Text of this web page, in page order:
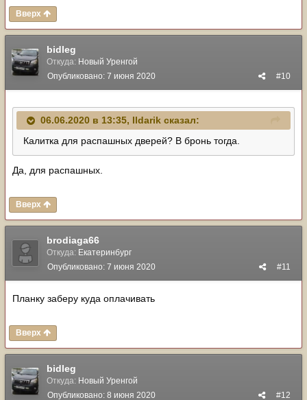
Вверх
bidleg
Откуда: Новый Уренгой
#10
Опубликовано: 7 июня 2020
06.06.2020 в 13:35, Ildarik сказал:
Калитка для распашных дверей? В бронь тогда.
Да, для распашных.
Вверх
brodiaga66
Откуда: Екатеринбург
#11
Опубликовано: 7 июня 2020
Планку заберу куда оплачивать
Вверх
bidleg
Откуда: Новый Уренгой
#12
Опубликовано: 8 июня 2020